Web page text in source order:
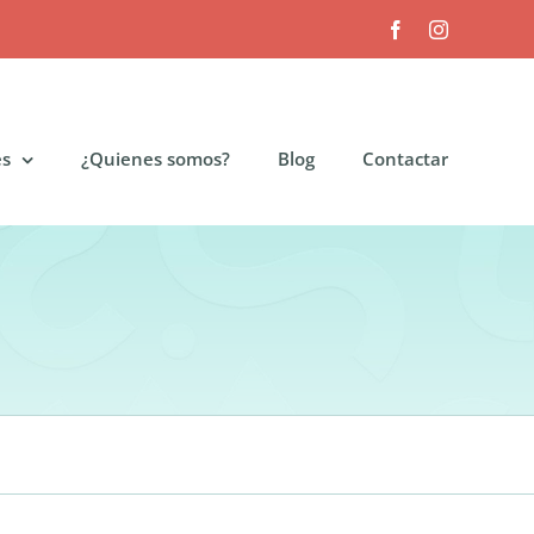
FacebookInstagram
¿Quienes somos? Blog Contactar